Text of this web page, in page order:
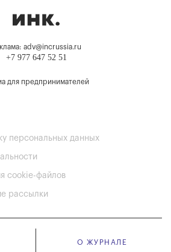
adv@incrussia.ru
+7 977 647 52 51
для предпринимателей
персональных данных
cookie-файлов
рассылки
О ЖУРНАЛЕ